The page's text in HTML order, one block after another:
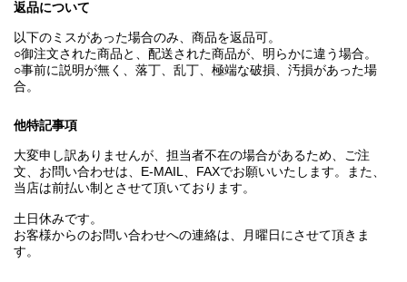
返品について
以下のミスがあった場合のみ、商品を返品可。
○御注文された商品と、配送された商品が、明らかに違う場合。
○事前に説明が無く、落丁、乱丁、極端な破損、汚損があった場
合。
他特記事項
大変申し訳ありませんが、担当者不在の場合があるため、ご注
文、お問い合わせは、E‐MAIL、FAXでお願いいたします。また、
当店は前払い制とさせて頂いております。
土日休みです。
お客様からのお問い合わせへの連絡は、月曜日にさせて頂きま
す。